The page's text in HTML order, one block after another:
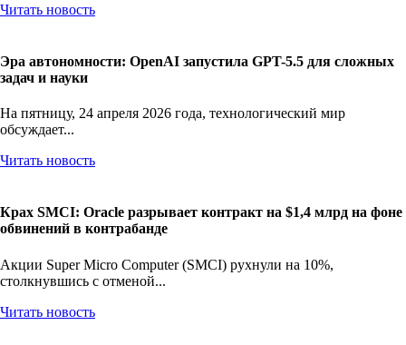
Читать новость
Эра автономности: OpenAI запустила GPT-5.5 для сложных
задач и науки
На пятницу, 24 апреля 2026 года, технологический мир
обсуждает...
Читать новость
Крах SMCI: Oracle разрывает контракт на $1,4 млрд на фоне
обвинений в контрабанде
Акции Super Micro Computer (SMCI) рухнули на 10%,
столкнувшись с отменой...
Читать новость